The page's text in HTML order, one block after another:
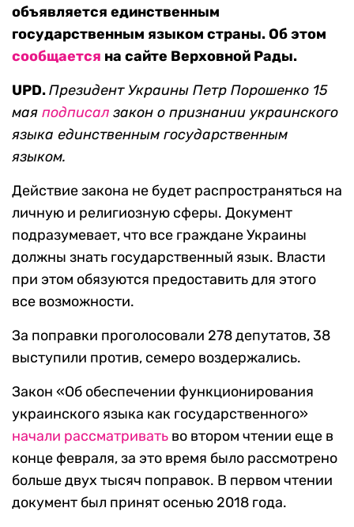
объявляется единственным
государственным языком страны. Об этом
сообщается на сайте Верховной Рады.
UPD.Президент Украины Петр Порошенко 15
мая подписал закон о признании украинского
языка единственным государственным
языком.
Действие закона не будет распространяться на
личную и религиозную сферы. Документ
подразумевает, что все граждане Украины
должны знать государственный язык. Власти
при этом обязуются предоставить для этого
все возможности.
За поправки проголосовали 278 депутатов, 38
выступили против, семеро воздержались.
Закон «Об обеспечении функционирования
украинского языка как государственного»
начали рассматривать во втором чтении еще в
конце февраля, за это время было рассмотрено
больше двух тысяч поправок. В первом чтении
документ был принят осенью 2018 года.